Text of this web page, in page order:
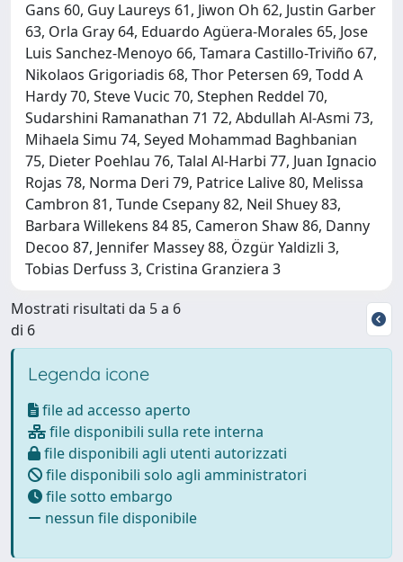
Gans 60, Guy Laureys 61, Jiwon Oh 62, Justin Garber
63, Orla Gray 64, Eduardo Agüera-Morales 65, Jose
Luis Sanchez-Menoyo 66, Tamara Castillo-Triviño 67,
Nikolaos Grigoriadis 68, Thor Petersen 69, Todd A
Hardy 70, Steve Vucic 70, Stephen Reddel 70,
Sudarshini Ramanathan 71 72, Abdullah Al-Asmi 73,
Mihaela Simu 74, Seyed Mohammad Baghbanian
75, Dieter Poehlau 76, Talal Al-Harbi 77, Juan Ignacio
Rojas 78, Norma Deri 79, Patrice Lalive 80, Melissa
Cambron 81, Tunde Csepany 82, Neil Shuey 83,
Barbara Willekens 84 85, Cameron Shaw 86, Danny
Decoo 87, Jennifer Massey 88, Özgür Yaldizli 3,
Tobias Derfuss 3, Cristina Granziera 3
Mostrati risultati da 5 a 6
di 6
Legenda icone
file ad accesso aperto
file disponibili sulla rete interna
file disponibili agli utenti autorizzati
file disponibili solo agli amministratori
file sotto embargo
nessun file disponibile